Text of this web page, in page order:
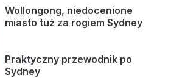
Wollongong, niedocenione
miasto tuż za rogiem Sydney
Praktyczny przewodnik po
Sydney